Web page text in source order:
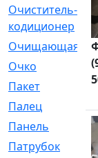
Очиститель-
кодиционер
Очищающая
Очко
Пакет
Палец
Панель
Патрубок